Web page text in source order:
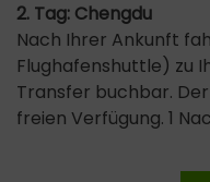
2. Tag: Chengdu
Nach Ihrer Ankunft
Flughafenshuttle) zu
Transfer buchbar.
freien Verfügung. 1